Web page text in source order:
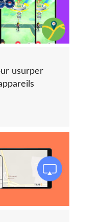
usurper